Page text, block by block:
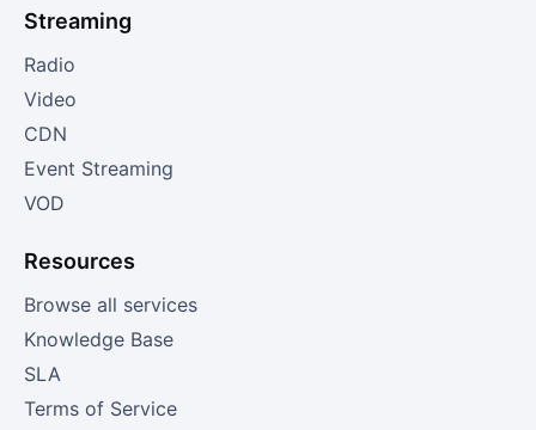
Streaming
Radio
Video
CDN
Event Streaming
VOD
Resources
Browse all services
Knowledge Base
SLA
Terms of Service